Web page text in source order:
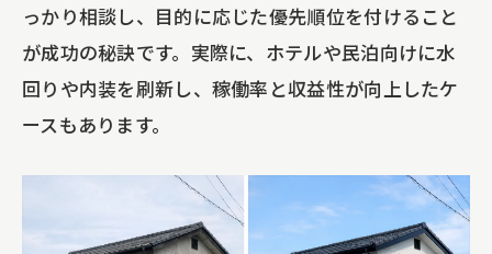
っかり相談し、目的に応じた優先順位を付けること
が成功の秘訣です。実際に、ホテルや民泊向けに水
回りや内装を刷新し、稼働率と収益性が向上したケ
ースもあります。